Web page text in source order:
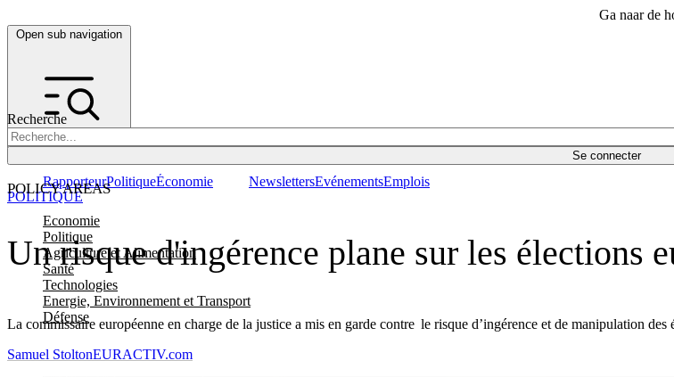
Ga naar de
Open sub navigation
Recherche
Se connecter
POLICY AREAS
Economie
Politique
Agriculture et Alimentation
Santé
Technologies
Energie, Environnement et Transport
Défense
RapporteurPolitiqueÉconomie NewslettersEvénementsEmplois
Un risque d'ingérence plane sur les élections
La commissaire européenne en charge de la justice a mis en garde contre le risque d’ingérence et de manipulation des
POLITIQUE
Samuel StoltonEURACTIV.com